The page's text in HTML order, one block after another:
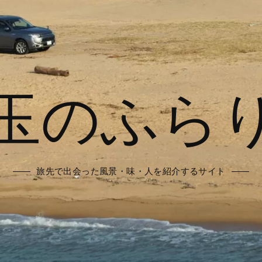
のふら
旅先で出会った風景・味・人を紹介するサイト